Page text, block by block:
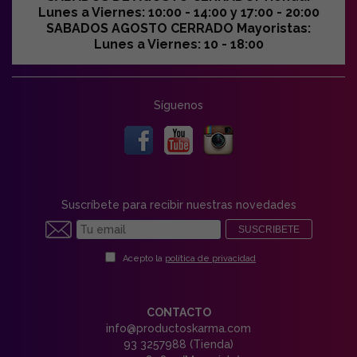
Lunes a Viernes: 10:00 - 14:00 y 17:00 - 20:00
SABADOS AGOSTO CERRADO Mayoristas:
Lunes a Viernes: 10 - 18:00
Síguenos
Suscríbete para recibir nuestras novedades
SUSCRIBETE
Acepto la política de privacidad
CONTACTO
info@productoskarma.com
93 3257988 (Tienda)